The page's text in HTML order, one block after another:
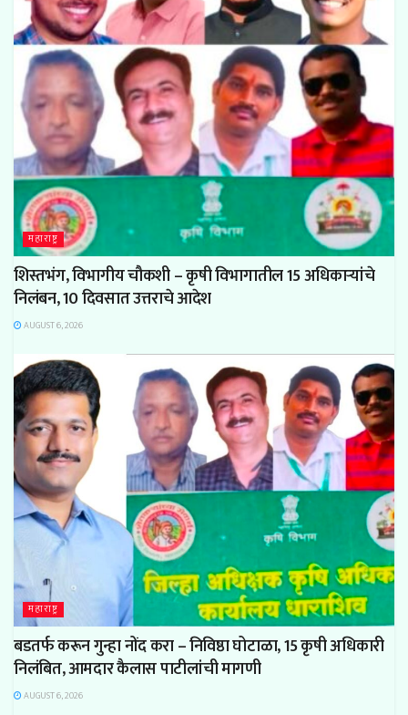
महाराष्ट्र
शिस्तभंग, विभागीय चौकशी – कृषी विभागातील 15 अधिकाऱ्यांचे
निलंबन, 10 दिवसात उत्तराचे आदेश
AUGUST 6, 2026
महाराष्ट्र
बडतर्फ करून गुन्हा नोंद करा – निविष्ठा घोटाळा, 15 कृषी अधिकारी
निलंबित, आमदार कैलास पाटीलांची मागणी
AUGUST 6, 2026